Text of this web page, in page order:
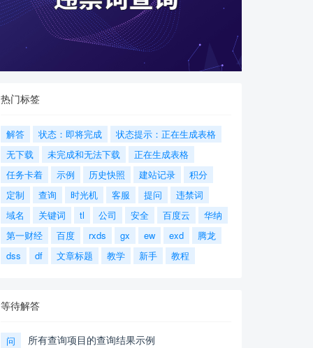
热门标签
解答 状态：即将完成
状态提示：正在生成表格
无下载
未完成和无法下载
正在生成表格
任务卡着
示例 历史快照 建站记录
积分
定制
查询 时光机 客服 提问
违禁词
域名
关键词 tl 公司 安全 百度云
华纳
第一财经
百度 rxds gx ew exd
腾龙
dss
df 文章标题 教学 新手 教程
等待解答
问 所有查询项目的查询结果示例